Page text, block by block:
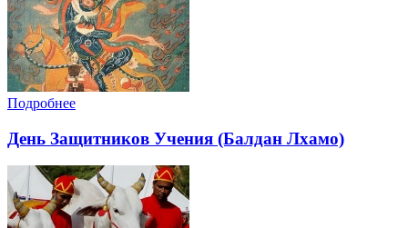
Подробнее
День Защитников Учения (Балдан Лхамо)